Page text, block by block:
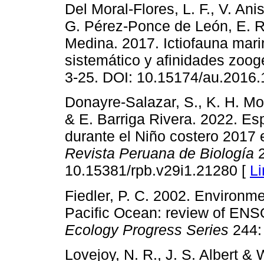
Del Moral-Flores, L. F., V.
G. Pérez-Ponce de León, E.
Medina. 2017. Ictiofauna
sistemático y afinidades
3-25. DOI: 10.15174/
Donayre-Salazar, S., K. H.
& E. Barriga Rivera. 2022.
durante el Niño costero
Revista Peruana de Biología
10.15381/rpb.v29i1.21280 [
Fiedler, P. C. 2002.
Pacific Ocean: review of
Ecology Progress Series
Lovejoy, N. R., J. S. Albert &